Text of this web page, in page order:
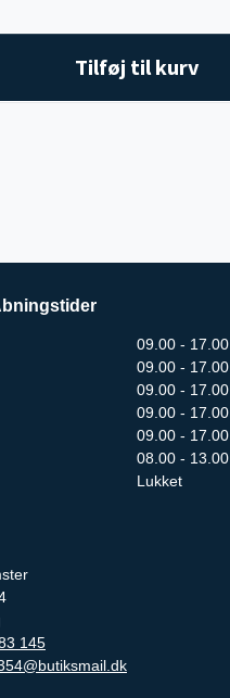
Tilføj til kurv
09.00 - 17.00
09.00 - 17.00
09.00 - 17.00
09.00 - 17.00
09.00 - 17.00
08.00 - 13.00
Lukket
145